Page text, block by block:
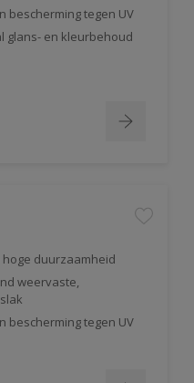
bescherming tegen UV
glans- en kleurbehoud
hoge duurzaamheid
weervaste,
bescherming tegen UV